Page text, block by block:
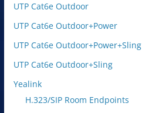
UTP Cat6e Outdoor
UTP Cat6e Outdoor+Power
UTP Cat6e Outdoor+Power+Sling
UTP Cat6e Outdoor+Sling
Yealink
H.323/SIP Room Endpoints